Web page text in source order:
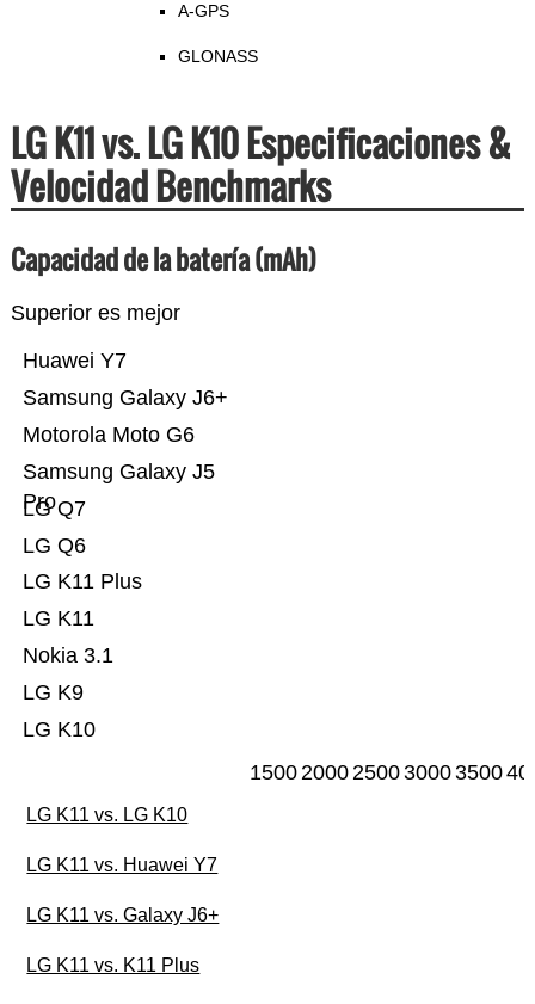
A-GPS
GLONASS
LG K11 vs. LG K10 Especificaciones &
Velocidad Benchmarks
Capacidad de la batería (mAh)
Superior es mejor
LG K10
LG K9
Nokia 3.1
LG K11
LG K11 Plus
LG Q6
LG Q7
Samsung Galaxy J5
Pro
Motorola Moto G6
Samsung Galaxy J6+
Huawei Y7
15002000250030003500
LG K11 vs. LG K10
LG K11 vs. Huawei Y7
LG K11 vs. Galaxy J6+
LG K11 vs. K11 Plus